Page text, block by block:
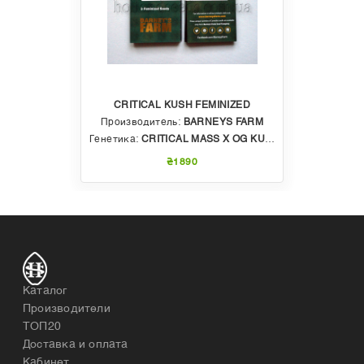
CRITICAL KUSH FEMINIZED
Производитель: BARNEYS FARM
Генетика: CRITICAL MASS X OG KUSH
₴1890
Каталог
Производители
ТОП20
Доставка и оплата